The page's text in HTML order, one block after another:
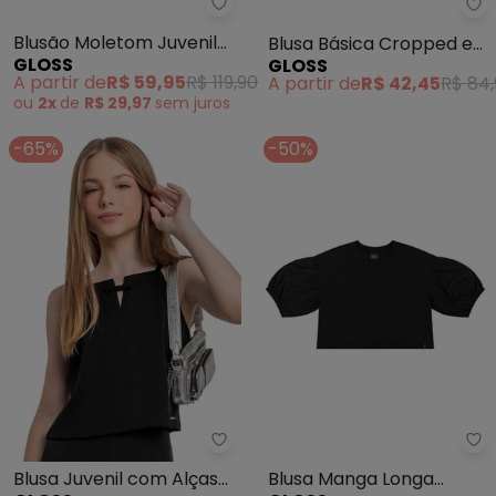
Gloss - Blusão Moletom
Blusão Moletom Juvenil
Menina (Preto)
GLOSS
A partir deR$ 59,95R$ 119,90
ou 2x de R$ 29,97 sem juros
Blusa Básica Cropped em
Moletom (Preto)
GLOSS
A partir deR$ 42,45R$
-65%
Gloss - Blusa Juvenil com
Blusa Juvenil com Alças
-50%
Blusa Manga Longa